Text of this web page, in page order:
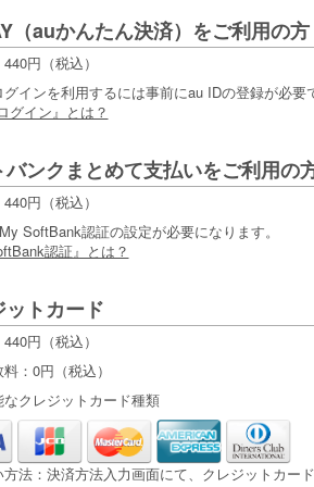
（auかんたん決済）をご利用の方
円（税込）
インを利用するには事前にau IDの登録が必要
グイン』とは？
バンクまとめて支払いをご利用の
円（税込）
SoftBank認証の設定が必要になります。
認証』とは？
ットカード
円（税込）
：0円（税込）
クレジットカード種類
法：決済方法入力画面にて、クレジットカー